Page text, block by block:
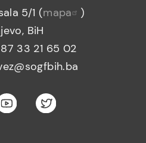
5/1 (mapa
)
BiH
33 21 65 02